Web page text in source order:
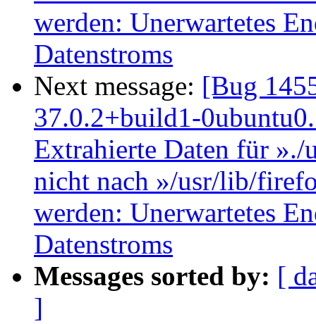
werden: Unerwartetes
Datenstroms
Next message: [Bug
37.0.2+build1-
Extrahierte Daten für
nicht nach »/usr/lib/
werden: Unerwartetes
Datenstroms
Messages sorted by: [
]